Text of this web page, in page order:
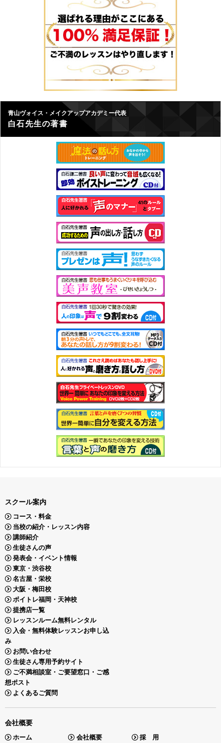
青山ヴォイス・メイクアップアカデミー代表
白石先生の著書
スクール案内
コース・料金
当校の紹介・レッスン内容
講師紹介
生徒さんの声
発表会・イベント情報
東京・渋谷校
名古屋・栄校
大阪・梅田校
ボイトレ福岡・天神校
提携店一覧
レッスンルーム無料レンタル
入会・無料体験レッスンお申し込
み
お問い合わせ
生徒さん専用予約サイト
ご不満相談室・ご要望窓口・ご感
想ポスト
よくあるご質問
会社概要
ホーム 会社概要
採 用